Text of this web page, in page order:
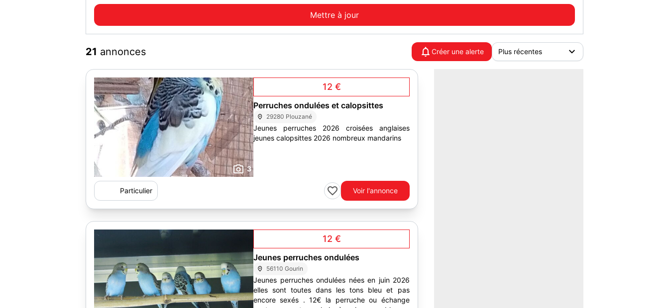
21 annonces Créer une alerte
3
12 €
Perruches ondulées et calopsittes
29280 Plouzané
Jeunes perruches 2026 croisées anglaises
jeunes calopsittes 2026 nombreux mandarins
Particulier Voir l'annonce
12 €
Jeunes perruches ondulées
56110 Gourin
Jeunes perruches ondulées nées en juin 2026
elles sont toutes dans les tons bleu et pas
encore sexés . 12€ la perruche ou échange